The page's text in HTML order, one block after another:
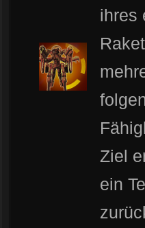
ihres
Ziel
ein